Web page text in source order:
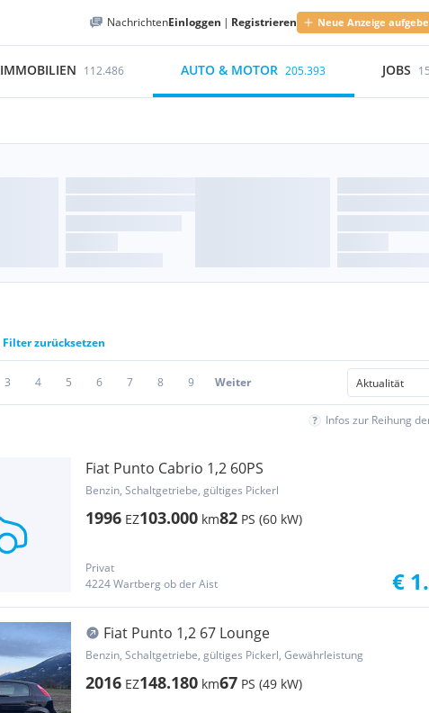
NachrichtenEinloggen | Registrieren Neue Anzeige
IMMOBILIEN 112.486 AUTO & MOTOR 205.393 JOBS
Filter zurücksetzen
3 4 5 6 7 8 9 Weiter
Infos zur Reihung
Fiat Punto Cabrio 1,2 60PS
Benzin, Schaltgetriebe, gültiges Pickerl
1996 EZ103.000 km82 PS (60 kW)
Privat
4224 Wartberg ob der Aist
€
Fiat Punto 1,2 67 Lounge
Benzin, Schaltgetriebe, gültiges Pickerl, Gewährleistung
2016 EZ148.180 km67 PS (49 kW)